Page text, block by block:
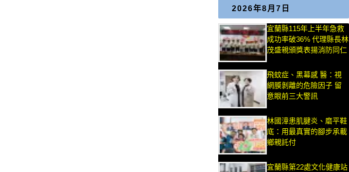
2026年8月7日
宜蘭縣115年上半年急救
成功率破36% 代理縣長林
茂盛親頒獎表揚消防同仁
飛蚊症、黑幕感 醫：視
網膜剝離的危險因子 留
意眼前三大警訊
林國漳患肌腱炎、磨平鞋
底：用最真實的腳步承載
鄉親託付
宜蘭縣第22處文化健康站